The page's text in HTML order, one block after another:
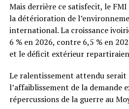
Mais derrière ce satisfecit, le
la détérioration de
international. La croissance
6 % en 2026, contre 6,5 % en
et le déficit extérieur
Le ralentissement attendu
l’affaiblissement de la demande
répercussions de la guerre au